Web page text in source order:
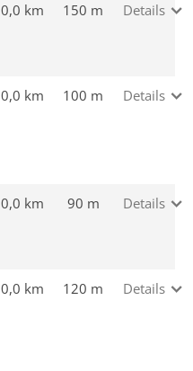
0,0 km 150 m Details
0,0 km 100 m Details
0,0 km 90 m Details
0,0 km 120 m Details